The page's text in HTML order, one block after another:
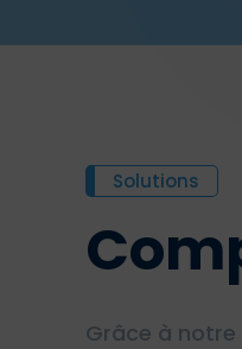
Solutions
Grâce à